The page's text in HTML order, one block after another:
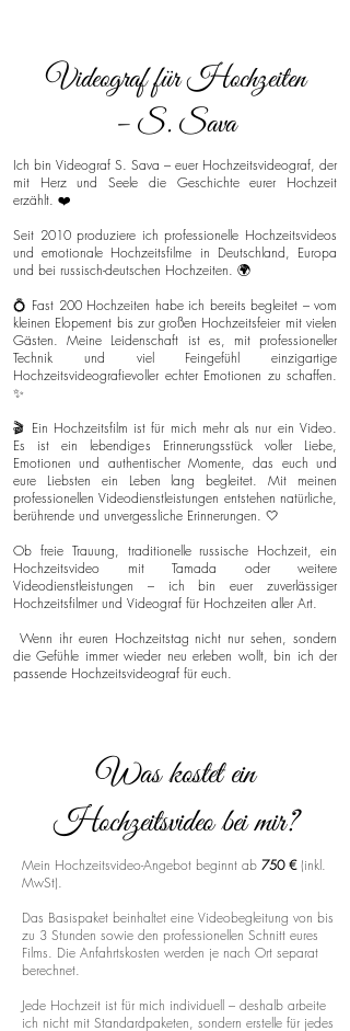
Videograf für Hochzeiten
– S. Sava
Ich bin Videograf S. Sava – euer Hochzeitsvideograf, der
mit Herz und Seele die Geschichte eurer Hochzeit
erzählt. ❤️
Seit 2010 produziere ich professionelle Hochzeitsvideos
und emotionale Hochzeitsfilme in Deutschland, Europa
und bei russisch-deutschen Hochzeiten. 🌍
💍 Fast 200 Hochzeiten habe ich bereits begleitet – vom
kleinen Elopement bis zur großen Hochzeitsfeier mit vielen
Gästen. Meine Leidenschaft ist es, mit professioneller
Technik und viel Feingefühl einzigartige
Hochzeitsvideografievoller echter Emotionen zu schaffen.
✨
🎬 Ein Hochzeitsfilm ist für mich mehr als nur ein Video.
Es ist ein lebendiges Erinnerungsstück voller Liebe,
Emotionen und authentischer Momente, das euch und
eure Liebsten ein Leben lang begleitet. Mit meinen
professionellen Videodienstleistungen entstehen natürliche,
berührende und unvergessliche Erinnerungen. 🤍
Ob freie Trauung, traditionelle russische Hochzeit, ein
Hochzeitsvideo mit Tamada oder weitere
Videodienstleistungen – ich bin euer zuverlässiger
Hochzeitsfilmer und Videograf für Hochzeiten aller Art.
Wenn ihr euren Hochzeitstag nicht nur sehen, sondern
die Gefühle immer wieder neu erleben wollt, bin ich der
passende Hochzeitsvideograf für euch.
Was kostet ein
Hochzeitsvideo bei mir?
Mein Hochzeitsvideo-Angebot beginnt ab 750 € (inkl.
MwSt).
Das Basispaket beinhaltet eine Videobegleitung von bis
zu 3 Stunden sowie den professionellen Schnitt eures
Films. Die Anfahrtskosten werden je nach Ort separat
berechnet.
Jede Hochzeit ist für mich individuell – deshalb arbeite
ich nicht mit Standardpaketen, sondern erstelle für jedes